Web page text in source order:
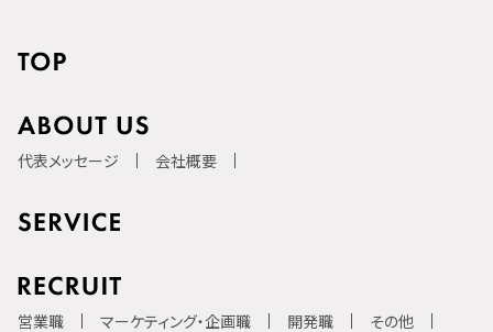
代表メッセージ 会社概要
営業職 マーケティング・企画職 開発職 その他